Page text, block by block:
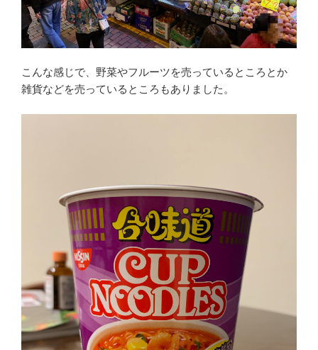
こんな感じで、野菜やフルーツを売っているところとか
雑貨などを売っているところもありました。